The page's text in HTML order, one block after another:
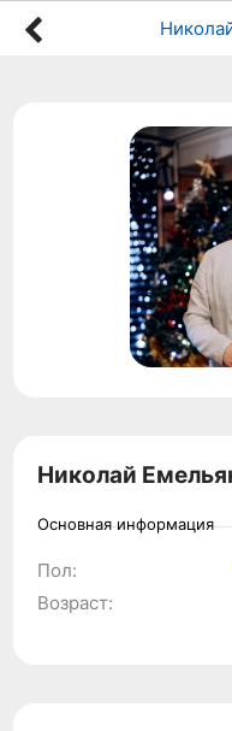
Николай
Основная информация
Пол:
Возраст: